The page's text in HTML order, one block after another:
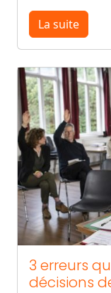
La suite
3 erreurs
décisions